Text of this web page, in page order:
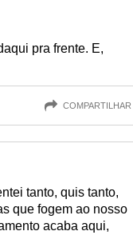
pra frente. E,
COMPARTILHAR
tanto, quis tanto,
que fogem ao nosso
acaba aqui,